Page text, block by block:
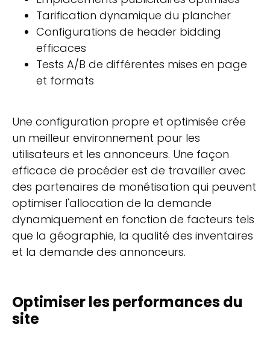
Tarification dynamique du plancher
Configurations de header bidding
efficaces
Tests A/B de différentes mises en page
et formats
Une configuration propre et optimisée crée
un meilleur environnement pour les
utilisateurs et les annonceurs. Une façon
efficace de procéder est de travailler avec
des partenaires de monétisation qui peuvent
optimiser l'allocation de la demande
dynamiquement en fonction de facteurs tels
que la géographie, la qualité des inventaires
et la demande des annonceurs.
Optimiser les performances du
site